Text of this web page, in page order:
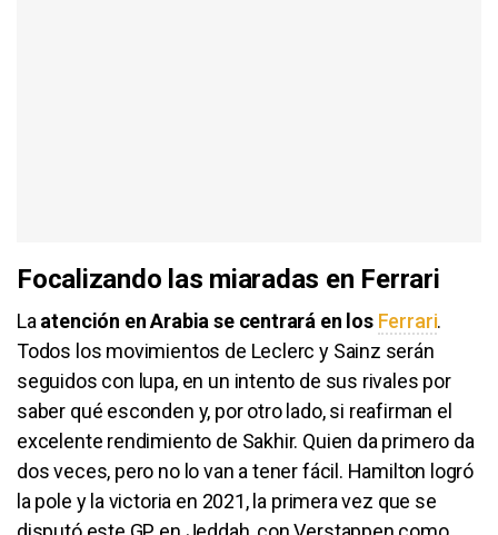
Focalizando las miaradas en Ferrari
La atención en Arabia se centrará en los Ferrari.
Todos los movimientos de Leclerc y Sainz serán
seguidos con lupa, en un intento de sus rivales por
saber qué esconden y, por otro lado, si reafirman el
excelente rendimiento de Sakhir. Quien da primero da
dos veces, pero no lo van a tener fácil. Hamilton logró
la pole y la victoria en 2021, la primera vez que se